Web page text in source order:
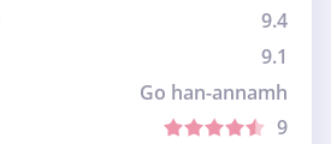
9.4
9.1
Go han-annamh
9